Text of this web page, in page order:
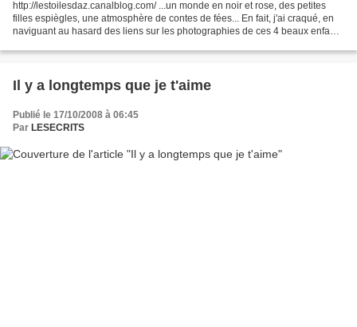
http://lestoilesdaz.canalblog.com/ ...un monde en noir et rose, des petites
filles espiègles, une atmosphère de contes de fées... En fait, j'ai craqué, en
naviguant au hasard des liens sur les photographies de ces 4 beaux enfants
Il y a longtemps que je t'aime
Publié le 17/10/2008 à 06:45
Par LESECRITS